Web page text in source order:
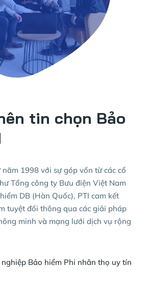
tin chọn Bảo
1998 với sự góp vốn từ các cổ
Tổng công ty Bưu điện Việt Nam
DB (Hàn Quốc), PTI cam kết
tuyệt đối thông qua các giải pháp
minh và mạng lưới dịch vụ rộng
Bảo hiểm Phi nhân thọ uy tín